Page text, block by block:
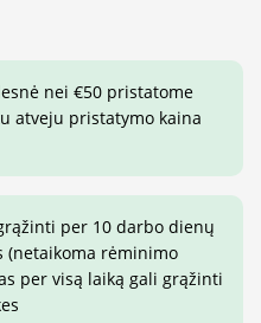
nei €50 pristatome
atveju pristatymo kaina
per 10 darbo dienų
(netaikoma rėminimo
per visą laiką gali grąžinti